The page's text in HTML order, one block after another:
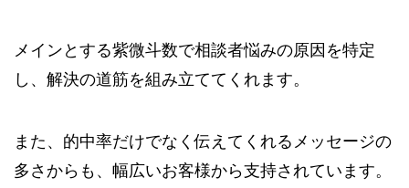
メインとする紫微斗数で相談者悩みの原因を特定
し、解決の道筋を組み立ててくれます。
また、的中率だけでなく伝えてくれるメッセージの
多さからも、幅広いお客様から支持されています。